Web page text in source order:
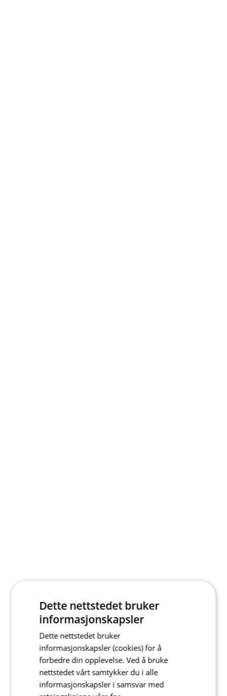
Dette nettstedet bruker
informasjonskapsler
Dette nettstedet bruker
informasjonskapsler (cookies) for å
forbedre din opplevelse. Ved å bruke
nettstedet vårt samtykker du i alle
informasjonskapsler i samsvar med